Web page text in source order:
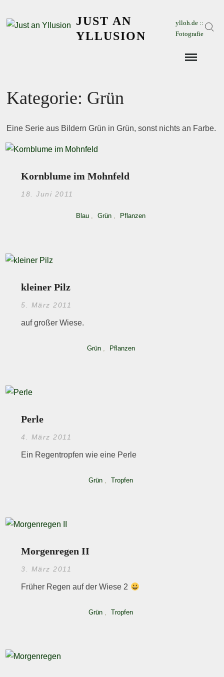
JUST AN
YLLUSION
ylloh.de ::
Fotografie
Kategorie: Grün
Eine Serie aus Bildern Grün in Grün, sonst nichts an Farbe.
Kornblume im Mohnfeld
18. Juni 2011
Blau , Grün , Pflanzen
kleiner Pilz
5. März 2011
auf großer Wiese.
Grün, Pflanzen
Perle
4. März 2011
Ein Regentropfen wie eine Perle
Grün Tropfen
Morgenregen II
3. März 2011
Früher Regen auf der Wiese 2
Grün , Tropfen